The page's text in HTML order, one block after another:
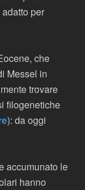
per
che
Messel in
trovare
filogenetiche
): da oggi
accumunato le
hanno